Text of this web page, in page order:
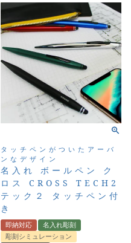
タッチペンがついたアーバ
ンなデザイン
名入れ ボールペン ク
ロス CROSS TECH2
テック２ タッチペン付
き
即納対応
名入れ彫刻
彫刻シミュレーション